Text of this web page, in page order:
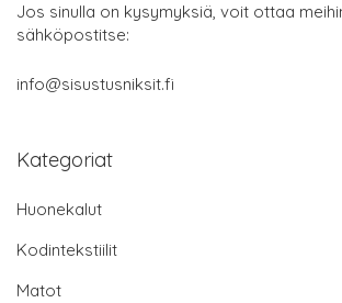
Jos sinulla on kysymyksiä, voit ottaa
sähköpostitse:
info@sisustusniksit.fi
Kategoriat
Huonekalut
Kodintekstiilit
Matot